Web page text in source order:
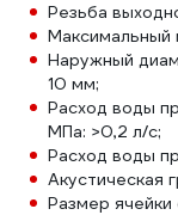
Резьба
Максимальный
Наружный
10 мм;
Расход воды
МПа: >0,2 л/с;
Расход воды
Акустическая
Размер